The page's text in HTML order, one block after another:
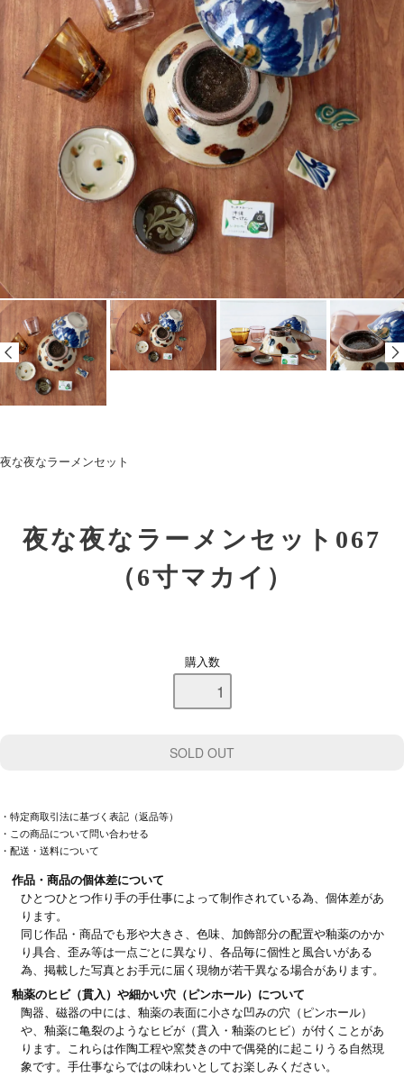
夜な夜なラーメンセット
夜な夜なラーメンセット067
（6寸マカイ）
購入数
・特定商取引法に基づく表記（返品等）
・この商品について問い合わせる
・配送・送料について
作品・商品の個体差について
ひとつひとつ作り手の手仕事によって制作されている為、個体差があ
ります。
同じ作品・商品でも形や大きさ、色味、加飾部分の配置や釉薬のかか
り具合、歪み等は一点ごとに異なり、各品毎に個性と風合いがある
為、掲載した写真とお手元に届く現物が若干異なる場合があります。
釉薬のヒビ（貫入）や細かい穴（ピンホール）について
陶器、磁器の中には、釉薬の表面に小さな凹みの穴（ピンホール）
や、釉薬に亀裂のようなヒビが（貫入・釉薬のヒビ）が付くことがあ
ります。これらは作陶工程や窯焚きの中で偶発的に起こりうる自然現
象です。手仕事ならではの味わいとしてお楽しみください。